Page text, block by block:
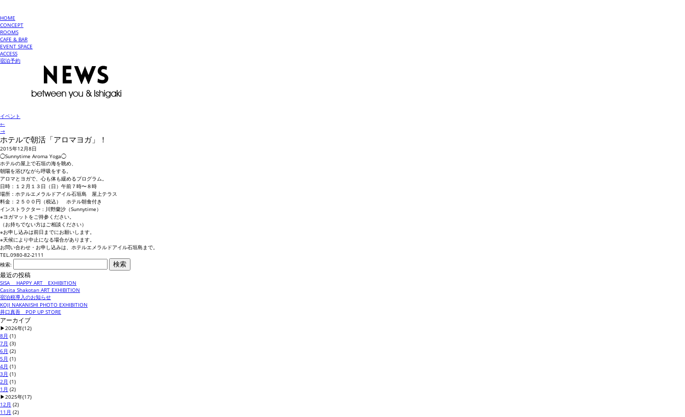
HOME
CONCEPT
ROOMS
CAFE & BAR
EVENT SPACE
ACCESS
宿泊予約
イベント
←
→
ホテルで朝活「アロマヨガ」！
2015年12月8日
◯Sunnytime Aroma Yoga◯
ホテルの屋上で石垣の海を眺め、
朝陽を浴びながら呼吸をする。
アロマとヨガで、心も体も緩めるプログラム。
日時：１２月１３日（日）午前７時〜８時
場所：ホテルエメラルドアイル石垣島 屋上テラス
料金：２５００円（税込） ホテル朝食付き
インストラクター : 川野蘭沙（Sunnytime）
※ヨガマットをご持参ください。
（お持ちでない方はご相談ください）
※お申し込みは前日までにお願いします。
※天候により中止になる場合があります。
お問い合わせ・お申し込みは、ホテルエメラルドアイル石垣島まで。
TEL.0980-82-2111
検索:
最近の投稿
SISA HAPPY ART EXHIBITION
Casita Shakotan ART EXHIBITION
宿泊税導入のお知らせ
KOJI NAKANISHI PHOTO EXHIBITION
井口真吾 POP UP STORE
アーカイブ
▶2026年(12)
8月 (1)
7月 (3)
6月 (2)
5月 (1)
4月 (1)
3月 (1)
2月 (1)
1月 (2)
▶2025年(17)
12月 (2)
11月 (2)